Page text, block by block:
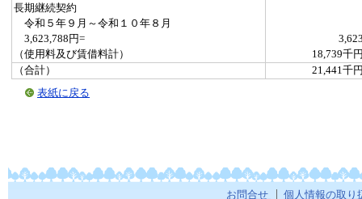
長期継続契約
令和５年９月～令和１０年８月
3,623,788円=
（使用料及び賃借料計）
18,739千
（合計）
21,441千
表紙に戻る
お問合せ 個人情報の取り